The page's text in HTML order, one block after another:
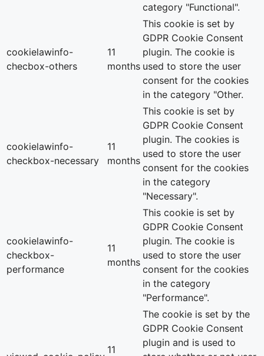
category "Functional".
cookielawinfo-
checbox-others
11
months
This cookie is set by
GDPR Cookie Consent
plugin. The cookie is
used to store the user
consent for the cookies
in the category "Other.
cookielawinfo-
checkbox-necessary
11
months
This cookie is set by
GDPR Cookie Consent
plugin. The cookies is
used to store the user
consent for the cookies
in the category
"Necessary".
cookielawinfo-
checkbox-
performance
11
months
This cookie is set by
GDPR Cookie Consent
plugin. The cookie is
used to store the user
consent for the cookies
in the category
"Performance".
11
The cookie is set by the
GDPR Cookie Consent
plugin and is used to